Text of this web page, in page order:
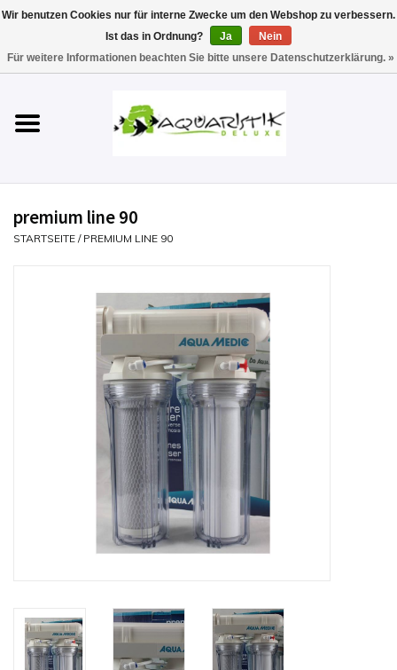
Aquarien
Technik
Futter
Zubehör & Nützliches
Produktvideos
premium line 90
STARTSEITE / PREMIUM LINE 90
Wir benutzen Cookies nur für interne Zwecke um den Webshop zu verbessern.
Ist das in Ordnung?
Ja
Nein
Für weitere Informationen beachten Sie bitte unsere Datenschutzerklärung. »